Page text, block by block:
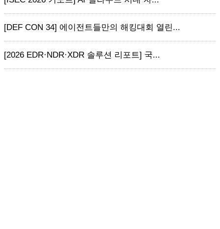
[DEF CON 34] 에이전트들만의 해킹대회 열린...
[2026 EDR·NDR·XDR 솔루션 리포트] 국...